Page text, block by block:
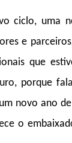
ciclo, uma
e
que
porque
novo ano
o